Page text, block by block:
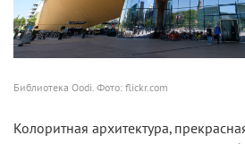
Библиотека Oodi. Фото: flickr.com
Колоритная архитектура,